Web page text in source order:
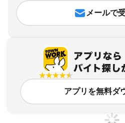
メールで
アプリを無料ダ